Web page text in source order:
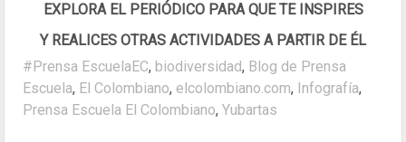
EXPLORA EL PERIÓDICO PARA QUE TE INSPIRES
Y REALICES OTRAS ACTIVIDADES A PARTIR DE ÉL
#Prensa EscuelaEC, biodiversidad, Blog de Prensa
Escuela, El Colombiano, elcolombiano.com, Infografía,
Prensa Escuela El Colombiano, Yubartas